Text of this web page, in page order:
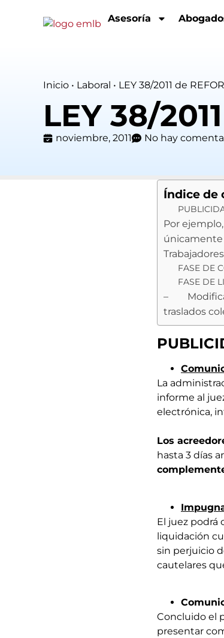
Asesoría
Inicio • Laboral • LEY 38/2011 de
LEY 38/
noviembre, 2011 No hay
Índice de
Por
únicamente
FASE DE
FASE DE
–
traslados
La
informe al
electrónica,
Los
hasta 3 días
El juez podrá
liquidación
sin perjuicio
cautelares
Concluido el
presentar